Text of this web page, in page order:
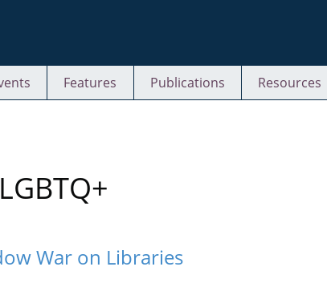
Features Publications Resources
War on Libraries